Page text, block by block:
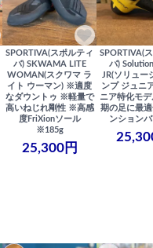
SPORTIVA(スポルティ
バ) SKWAMA LITE
WOMAN(スクワマ ラ
イト ウーマン) ※適度
なダウントゥ ※軽量で
高いねじれ剛性 ※高感
度FriXionソール
※185g
25,300円
SPORTIVA(
バ)
JR(ソリュー
ンプ ジュニ
ニア特化モ
期の足に最
ンション